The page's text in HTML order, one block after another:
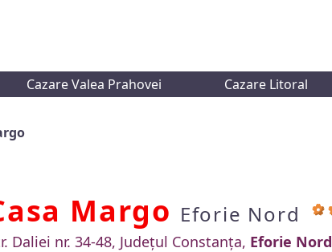
Cazare Valea Prahovei Cazare Litoral
Margo Eforie Nord
Daliei nr. 34-48, Județul Constanța, Eforie Nord